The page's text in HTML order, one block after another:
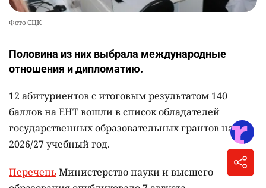
Фото СЦК
Половина из них выбрала международные
отношения и дипломатию.
12 абитуриентов с итоговым результатом 140
баллов на ЕНТ вошли в список обладателей
государственных образовательных грантов на
2026/27 учебный год.
ПереченьМинистерство науки и высшего